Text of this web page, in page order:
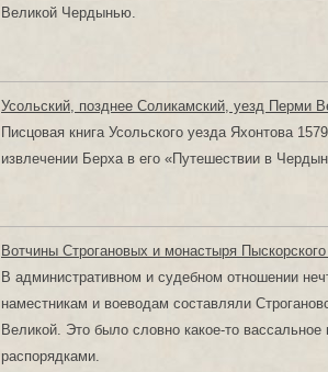
Великой Чердынью.
Усольский, позднее Соликамский, уезд Перми
Писцовая книга Усольского уезда Яхонтова
извлечении Берха в его «Путешествии в
Вотчины Строгановых и монастыря
В административном и судебном отношении
наместникам и воеводам составляли
Великой. Это было словно какое-то
распорядками.